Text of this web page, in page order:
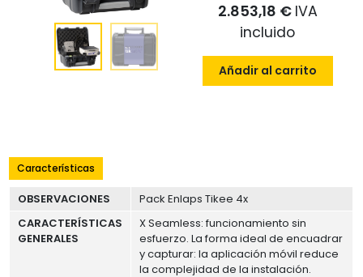
2.853,18 € IVA
incluido
Añadir al carrito
Características
OBSERVACIONES
Pack Enlaps Tikee 4x
CARACTERÍSTICAS
GENERALES
X Seamless: funcionamiento sin
esfuerzo. La forma ideal de encuadrar
y capturar: la aplicación móvil reduce
la complejidad de la instalación.